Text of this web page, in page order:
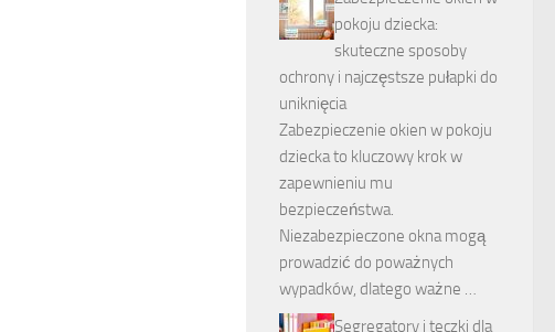
pokoju dziecka:
skuteczne sposoby
ochrony i najczęstsze pułapki do
uniknięcia
Zabezpieczenie okien w pokoju
dziecka to kluczowy krok w
zapewnieniu mu
bezpieczeństwa.
Niezabezpieczone okna mogą
prowadzić do poważnych
wypadków, dlatego ważne …
Segregatory i teczki dla